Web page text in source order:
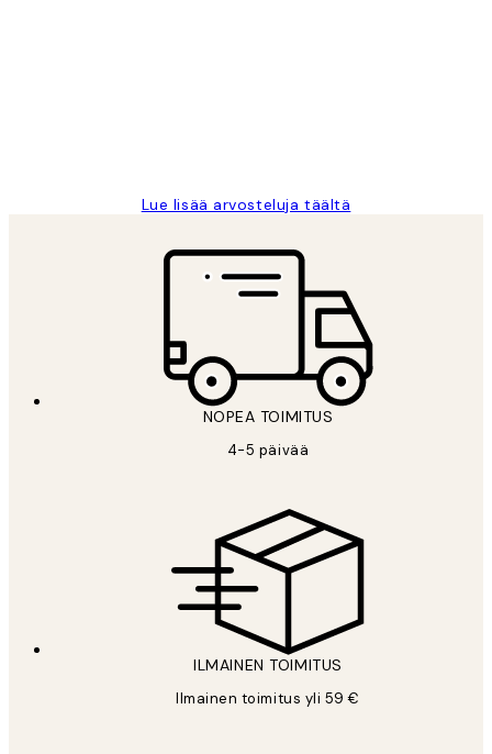
Lue lisää arvosteluja täältä
NOPEA TOIMITUS
4-5 päivää
ILMAINEN TOIMITUS
Ilmainen toimitus yli 59 €